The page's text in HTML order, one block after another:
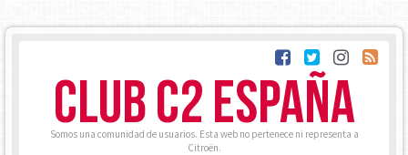
CLUB C2 ESPAÑA
Somos una comunidad de usuarios. Esta web no pertenece ni representa a
Citroën.